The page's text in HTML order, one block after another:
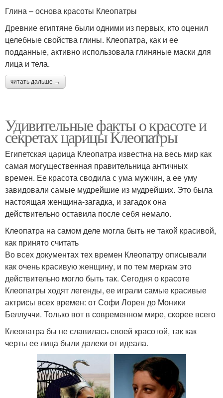
Глина – основа красоты Клеопатры
Древние египтяне были одними из первых, кто оценил
целебные свойства глины. Клеопатра, как и ее
подданные, активно использовала глиняные маски для
лица и тела.
читать дальше →
Удивительные факты о красоте и
секретах царицы Клеопатры
Египетская царица Клеопатра известна на весь мир как
самая могущественная правительница античных
времен. Ее красота сводила с ума мужчин, а ее уму
завидовали самые мудрейшие из мудрейших. Это была
настоящая женщина-загадка, и загадок она
действительно оставила после себя немало.
Клеопатра на самом деле могла быть не такой красивой,
как принято считать
Во всех документах тех времен Клеопатру описывали
как очень красивую женщину, и по тем меркам это
действительно могло быть так. Сегодня о красоте
Клеопатры ходят легенды, ее играли самые красивые
актрисы всех времен: от Софи Лорен до Моники
Беллуччи. Только вот в современном мире, скорее всего
Клеопатра бы не славилась своей красотой, так как
черты ее лица были далеки от идеала.